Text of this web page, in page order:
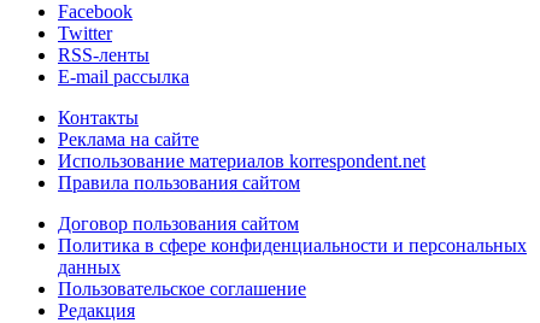
Facebook
Twitter
RSS-ленты
E-mail рассылка
Контакты
Реклама на сайте
Использование материалов korrespondent.net
Правила пользования сайтом
Договор пользования сайтом
Политика в сфере конфиденциальности и персональных
данных
Пользовательское соглашение
Редакция